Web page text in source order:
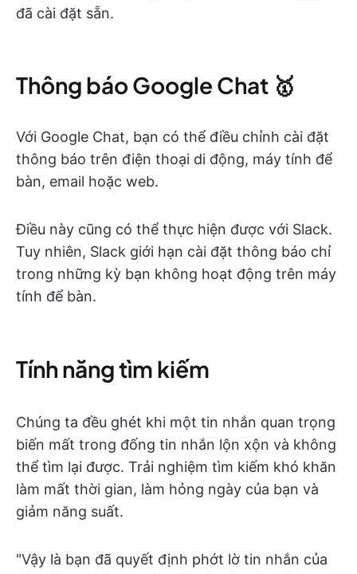
đã cài đặt sẵn.
Thông báo Google Chat 🥇
Với Google Chat, bạn có thể điều chỉnh cài đặt
thông báo trên điện thoại di động, máy tính để
bàn, email hoặc web.
Điều này cũng có thể thực hiện được với Slack.
Tuy nhiên, Slack giới hạn cài đặt thông báo chỉ
trong những kỳ bạn không hoạt động trên máy
tính để bàn.
Tính năng tìm kiếm
Chúng ta đều ghét khi một tin nhắn quan trọng
biến mất trong đống tin nhắn lộn xộn và không
thể tìm lại được. Trải nghiệm tìm kiếm khó khăn
làm mất thời gian, làm hỏng ngày của bạn và
giảm năng suất.
"Vậy là bạn đã quyết định phớt lờ tin nhắn của